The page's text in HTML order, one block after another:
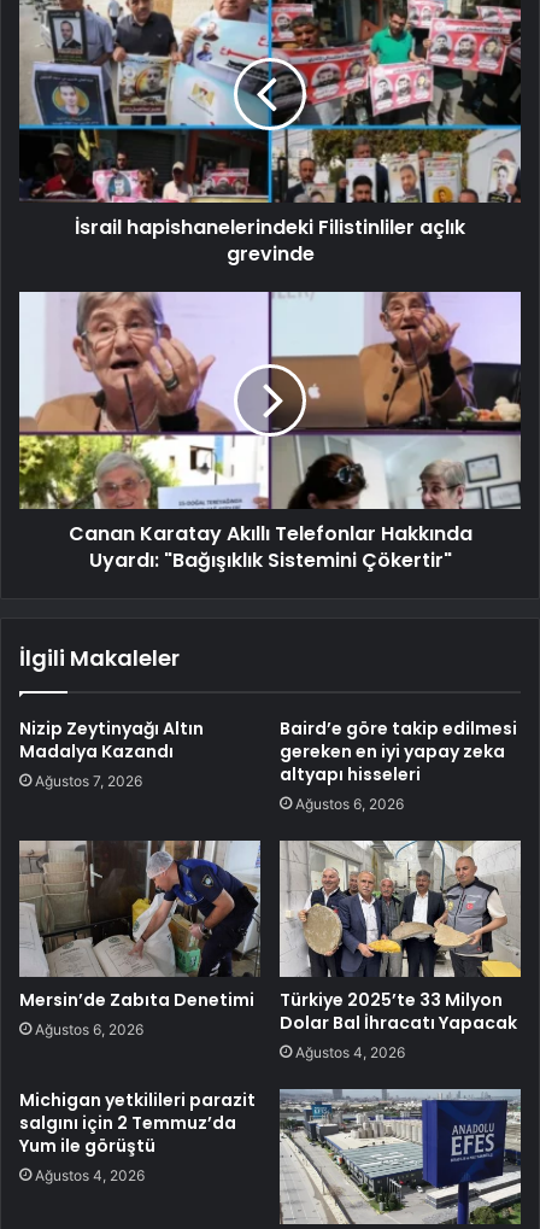
İsrail hapishanelerindeki Filistinliler açlık
grevinde
Canan Karatay Akıllı Telefonlar Hakkında
Uyardı: "Bağışıklık Sistemini Çökertir"
İlgili Makaleler
Nizip Zeytinyağı Altın
Madalya Kazandı
Ağustos 7, 2026
Baird’e göre takip edilmesi
gereken en iyi yapay zeka
altyapı hisseleri
Ağustos 6, 2026
Mersin’de Zabıta Denetimi
Ağustos 6, 2026
Türkiye 2025’te 33 Milyon
Dolar Bal İhracatı Yapacak
Ağustos 4, 2026
Michigan yetkilileri parazit
salgını için 2 Temmuz’da
Yum ile görüştü
Ağustos 4, 2026